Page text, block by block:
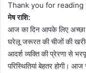
Thank you for
मेष राशि:
आज का दिन आपके लिए अच्छा
घरेलू जरूरत की चीजों की
आदर्श व्यक्ति की प्रेरणा से
परिस्थितियां बेहतर होगी।